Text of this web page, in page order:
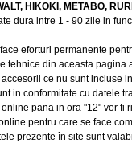
HIKOKI, METABO,
dura intre 1 - 90 zile in
face eforturi permanente
tehnice din aceasta pagina
ce nu sunt incluse
in conformitate cu datele
pana in ora "12" vor fi
pentru care se face
prezente în site sunt